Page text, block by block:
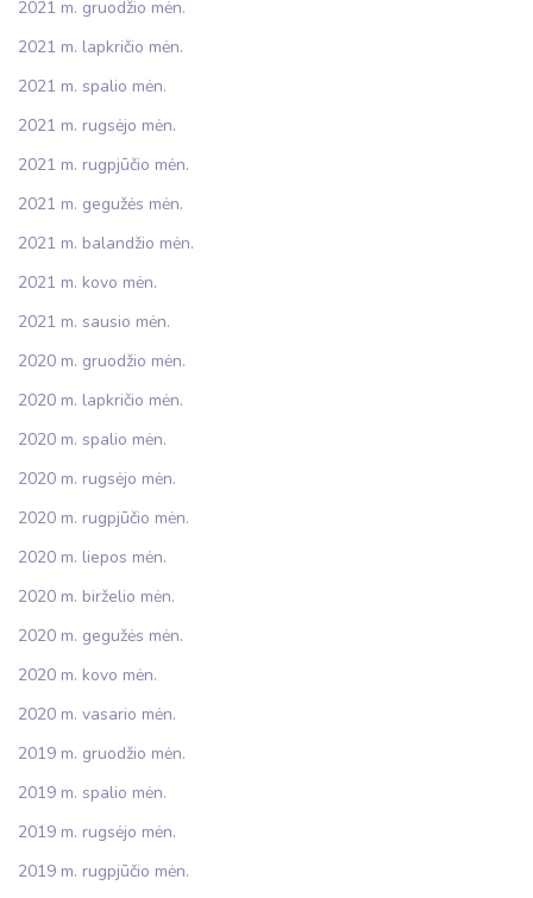
2021 m. gruodžio mėn.
2021 m. lapkričio mėn.
2021 m. spalio mėn.
2021 m. rugsėjo mėn.
2021 m. rugpjūčio mėn.
2021 m. gegužės mėn.
2021 m. balandžio mėn.
2021 m. kovo mėn.
2021 m. sausio mėn.
2020 m. gruodžio mėn.
2020 m. lapkričio mėn.
2020 m. spalio mėn.
2020 m. rugsėjo mėn.
2020 m. rugpjūčio mėn.
2020 m. liepos mėn.
2020 m. birželio mėn.
2020 m. gegužės mėn.
2020 m. kovo mėn.
2020 m. vasario mėn.
2019 m. gruodžio mėn.
2019 m. spalio mėn.
2019 m. rugsėjo mėn.
2019 m. rugpjūčio mėn.